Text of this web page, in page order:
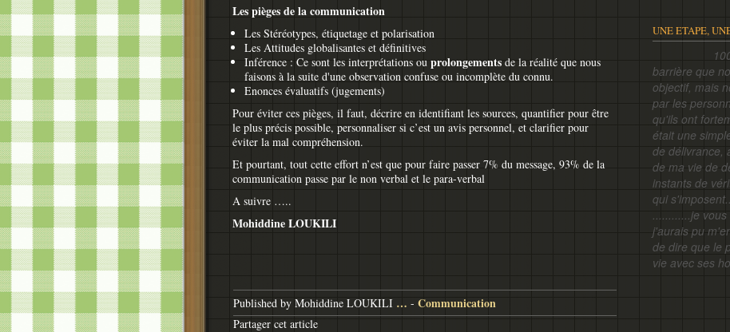
Les pièges de la communication
Les Stéréotypes, étiquetage et polarisation
Les Attitudes globalisantes et définitives
Inférence : Ce sont les interprétations ou prolongements de la réalité que nous
faisons à la suite d'une observation confuse ou incomplète du connu.
Enonces évaluatifs (jugements)
Pour éviter ces pièges, il faut, décrire en identifiant les sources, quantifier pour être
le plus précis possible, personnaliser si c’est un avis personnel, et clarifier pour
éviter la mal compréhension.
Et pourtant, tout cette effort n’est que pour faire passer 7% du message, 93% de la
communication passe par le non verbal et le para-verbal
A suivre …..
Mohiddine LOUKILI
Published by Mohiddine LOUKILI … - Communication
Partager cet article
UNE ETAPE,
10000
barrière que
objectif, mais
par les
qu'ils ont
était une
de délivrance,
de ma vie de
instants de
qui
............je
j'aurais pu
de dire que le
vie avec ses